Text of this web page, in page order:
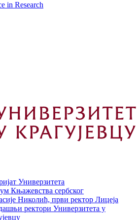
in Research
Универзитета
Књажевства сербског
Николић, први ректор Лицеја
ректори Универзитета у